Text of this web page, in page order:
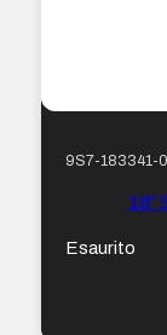
9S7-183341-
18″
Esaurito